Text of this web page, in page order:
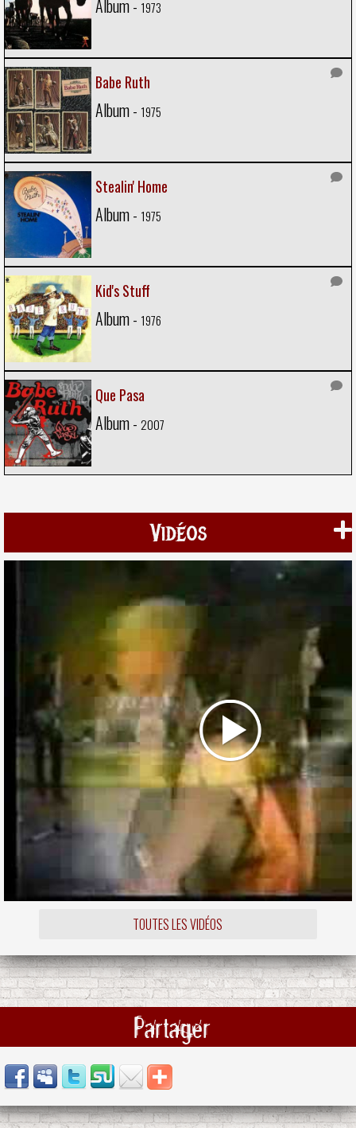
Album - 1973
Babe Ruth
Album - 1975
Stealin' Home
Album - 1975
Kid's Stuff
Album - 1976
Que Pasa
Album - 2007
Vidéos
TOUTES LES VIDÉOS
Partager